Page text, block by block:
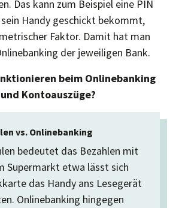
Das kann zum Beispiel eine PIN
Handy geschickt bekommt,
Faktor. Damit hat man
der jeweiligen Bank.
beim Onlinebanking
Kontoauszüge?
vs. Onlinebanking
bedeutet das Bezahlen mit
Supermarkt etwa lässt sich
das Handy ans Lesegerät
Onlinebanking hingegen